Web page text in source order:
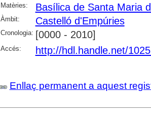
Matèries: Basílica de Santa Maria
Àmbit: Castelló d'Empúries
Cronologia: [0000 - 2010]
Accés: http://hdl.handle.net/
Enllaç permanent a aquest